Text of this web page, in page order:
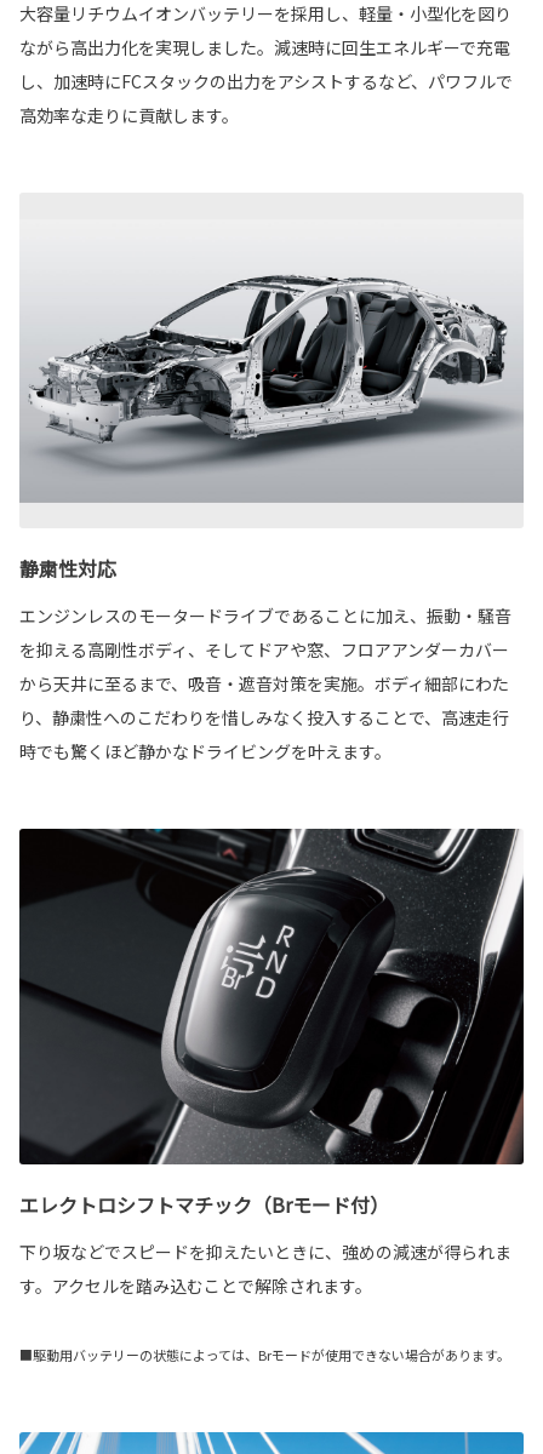
大容量リチウムイオンバッテリーを採用し、軽量・小型化を図り
ながら高出力化を実現しました。減速時に回生エネルギーで充電
し、加速時にFCスタックの出力をアシストするなど、パワフルで
高効率な走りに貢献します。
静粛性対応
エンジンレスのモータードライブであることに加え、振動・騒音
を抑える高剛性ボディ、そしてドアや窓、フロアアンダーカバー
から天井に至るまで、吸音・遮音対策を実施。ボディ細部にわた
り、静粛性へのこだわりを惜しみなく投入することで、高速走行
時でも驚くほど静かなドライビングを叶えます。
エレクトロシフトマチック（Brモード付）
下り坂などでスピードを抑えたいときに、強めの減速が得られま
す。アクセルを踏み込むことで解除されます。
■駆動用バッテリーの状態によっては、Brモードが使用できない場合があります。